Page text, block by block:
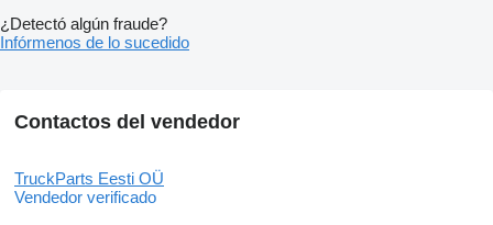
¿Detectó algún fraude?
Infórmenos de lo sucedido
Contactos del vendedor
TruckParts Eesti OÜ
Vendedor verificado